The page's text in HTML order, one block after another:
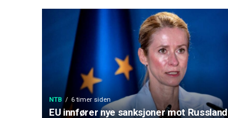
NTB 6 timer siden
EU innfører nye sanksjoner mot Russland